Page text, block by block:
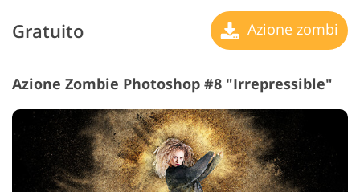
Gratuito Azione zombi
Azione Zombie Photoshop #8 "Irrepressible"